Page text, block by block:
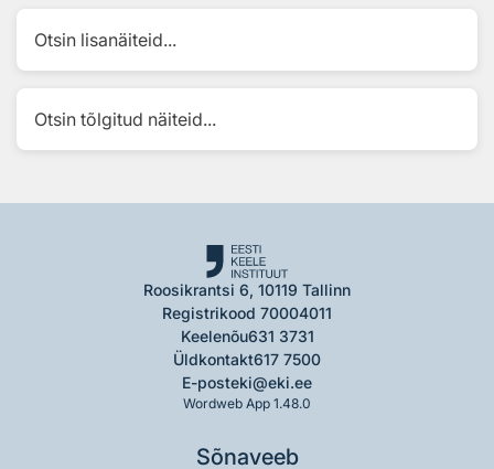
Otsin lisanäiteid...
Otsin tõlgitud näiteid...
Roosikrantsi 6, 10119 Tallinn
Registrikood 70004011
Keelenõu631 3731
Üldkontakt617 7500
E-posteki@eki.ee
Wordweb App 1.48.0
Sõnaveeb